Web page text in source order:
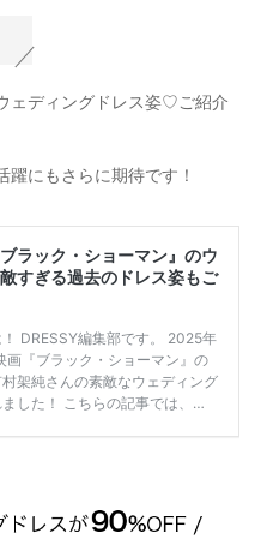
ェディングドレス姿♡ご紹介
にもさらに期待です！